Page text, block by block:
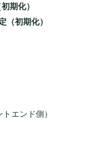
期化）
（初期化）
エンド側）